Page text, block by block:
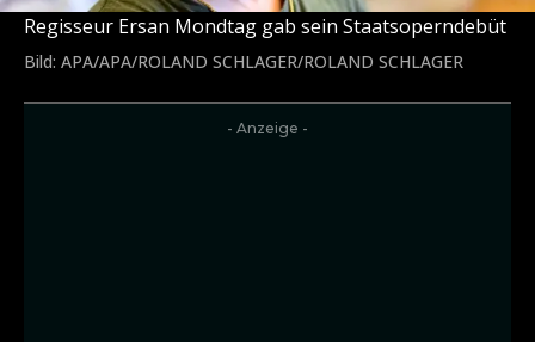
Regisseur Ersan Mondtag gab sein Staatsoperndebüt
Bild: APA/APA/ROLAND SCHLAGER/ROLAND SCHLAGER
- Anzeige -